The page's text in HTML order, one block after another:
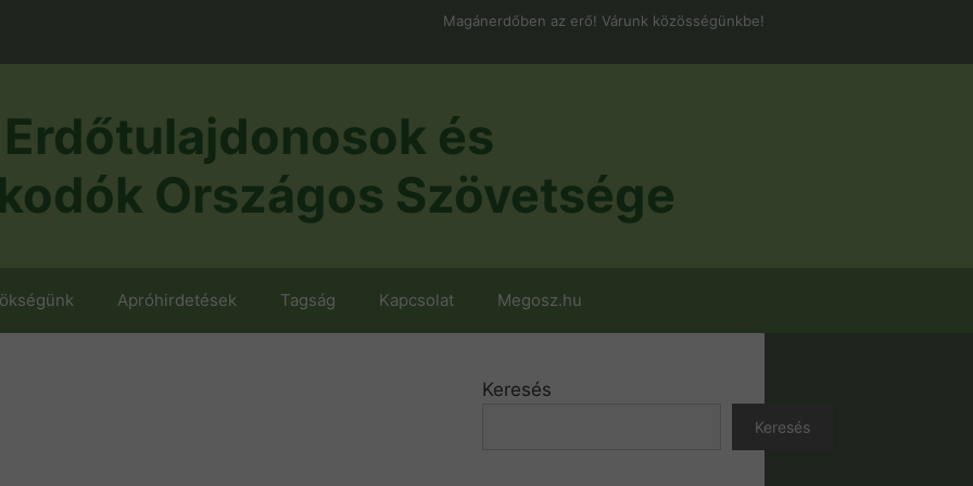
Magánerdőben az erő! Várunk közösségünkbe!
és
Országos Szövetsége
Apróhirdetések Tagság Kapcsolat Megosz.hu
Keresés
Keresés